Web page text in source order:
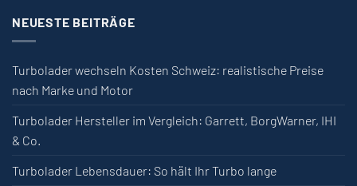
NEUESTE BEITRÄGE
Turbolader wechseln Kosten Schweiz: realistische Preise
nach Marke und Motor
Turbolader Hersteller im Vergleich: Garrett, BorgWarner, IHI
& Co.
Turbolader Lebensdauer: So hält Ihr Turbo lange